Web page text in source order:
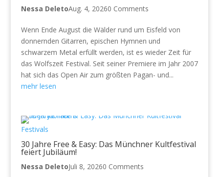
Nessa DeletoAug. 4, 20260 Comments
Wenn Ende August die Wälder rund um Eisfeld von
donnernden Gitarren, epischen Hymnen und
schwarzem Metal erfüllt werden, ist es wieder Zeit für
das Wolfszeit Festival. Seit seiner Premiere im Jahr 2007
hat sich das Open Air zum größten Pagan- und...
mehr lesen
Festivals
30 Jahre Free & Easy: Das Münchner Kultfestival
feiert Jubiläum!
Nessa DeletoJuli 8, 20260 Comments